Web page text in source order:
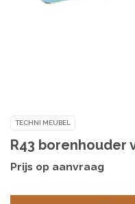
TECHNI MEUBEL
R43 borenhouder
Prijs op aanvraag